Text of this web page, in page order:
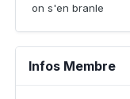
on s'en branle
Infos Membre